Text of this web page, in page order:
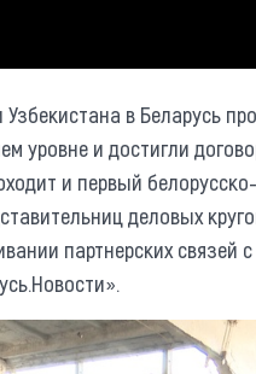
в Беларусь
уровне и достигли
и первый
деловых
партнерских связей